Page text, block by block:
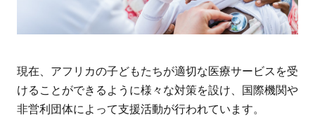
多
く、
アフ
リカ
現在、アフリカの子どもたちが適切な医療サービスを受
けることができるように様々な対策を設け、国際機関や
非営利団体によって支援活動が行われています。